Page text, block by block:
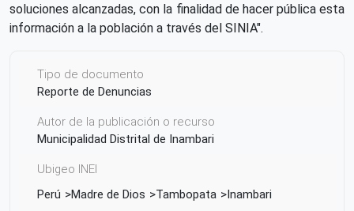
soluciones alcanzadas, con la finalidad de hacer pública esta
información a la población a través del SINIA".
Tipo de documento
Reporte de Denuncias
Autor de la publicación o recurso
Municipalidad Distrital de Inambari
Ubigeo INEI
Perú
Madre de Dios Tambopata Inambari